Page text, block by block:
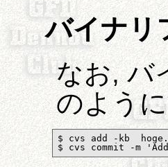
バイナリ
なお, バ
のよう
$ cvs add -kb
$ cvs commit -m